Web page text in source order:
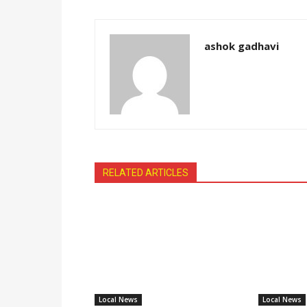
ashok gadhavi
RELATED ARTICLES
Local News Local News